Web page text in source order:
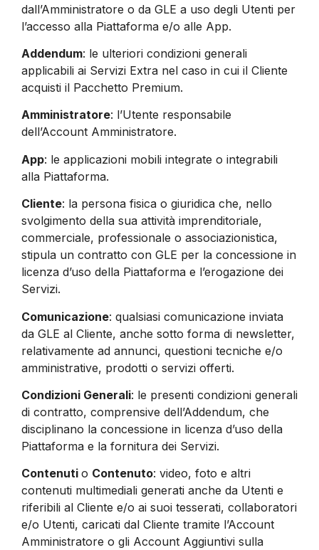
dall’Amministratore o da GLE a uso degli Utenti per
l’accesso alla Piattaforma e/o alle App.
Addendum: le ulteriori condizioni generali
applicabili ai Servizi Extra nel caso in cui il Cliente
acquisti il Pacchetto Premium.
Amministratore: l’Utente responsabile
dell’Account Amministratore.
App: le applicazioni mobili integrate o integrabili
alla Piattaforma.
Cliente: la persona fisica o giuridica che, nello
svolgimento della sua attività imprenditoriale,
commerciale, professionale o associazionistica,
stipula un contratto con GLE per la concessione in
licenza d’uso della Piattaforma e l’erogazione dei
Servizi.
Comunicazione: qualsiasi comunicazione inviata
da GLE al Cliente, anche sotto forma di newsletter,
relativamente ad annunci, questioni tecniche e/o
amministrative, prodotti o servizi offerti.
Condizioni Generali: le presenti condizioni generali
di contratto, comprensive dell’Addendum, che
disciplinano la concessione in licenza d’uso della
Piattaforma e la fornitura dei Servizi.
Contenuti o Contenuto: video, foto e altri
contenuti multimediali generati anche da Utenti e
riferibili al Cliente e/o ai suoi tesserati, collaboratori
e/o Utenti, caricati dal Cliente tramite l’Account
Amministratore o gli Account Aggiuntivi sulla